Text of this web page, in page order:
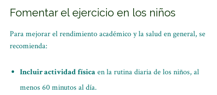
Fomentar el ejercicio en los niños
Para mejorar el rendimiento académico y la salud en general, se
recomienda:
Incluir actividad física en la rutina diaria de los niños, al
menos 60 minutos al día.